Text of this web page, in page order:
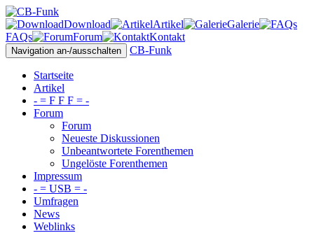
Download Artikel
Galerie
FAQs
Forum Kontakt
Navigation an-/ausschalten CB-Funk
Startseite
Artikel
- = F F F = -
Forum
Forum
Neueste Diskussionen
Unbeantwortete Forenthemen
Ungelöste Forenthemen
Impressum
- = USB = -
Umfragen
News
Weblinks